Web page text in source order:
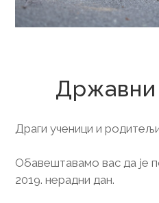
Државни
Драги ученици и
Обавештавамо вас да је
2019. нерадни дан.